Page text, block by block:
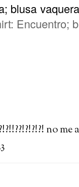
blusa
Encuentro;
no